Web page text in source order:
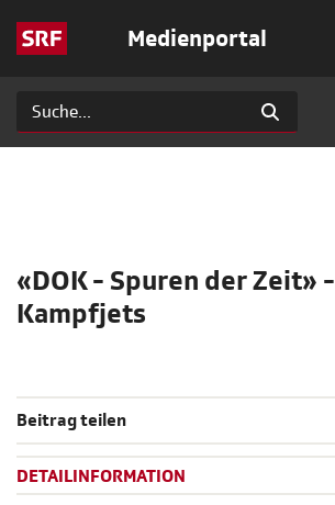
Medienportal
«DOK - Spuren der Zeit»
Kampfjets
Beitrag teilen
DETAILINFORMATION